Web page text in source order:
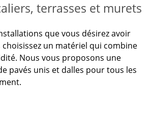
terrasses et murets
que vous désirez avoir
un matériel qui combine
Nous vous proposons une
pavés unis et dalles pour tous les